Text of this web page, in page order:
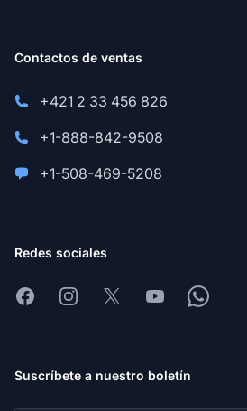
Contactos de ventas
+421 2 33 456 826
+1-888-842-9508
+1-508-469-5208
Redes sociales
FacebookInstagram
X YoutubeWhatsapp
Suscríbete a nuestro boletín